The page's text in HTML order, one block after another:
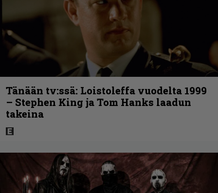
Tänään tv:ssä: Loistoleffa vuodelta 1999
– Stephen King ja Tom Hanks laadun
takeina